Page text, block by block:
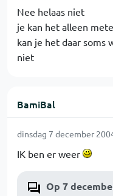
Nee helaas niet
je kan het alleen
kan je het daar soms
niet
BamiBal
dinsdag 7 december
IK ben er weer
Op 7